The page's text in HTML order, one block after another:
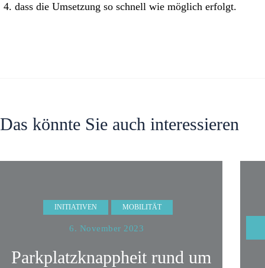
dass die Umsetzung so schnell wie möglich erfolgt.
Das könnte Sie auch interessieren
INITIATIVEN MOBILITÄT
6. November 2023
Parkplatzknappheit rund um